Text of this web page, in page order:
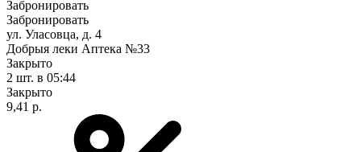
Забронировать
Забронировать
ул. Уласовца, д. 4
Добрыя леки Аптека №33
Закрыто
2 шт. в 05:44
Закрыто
9,41 р.